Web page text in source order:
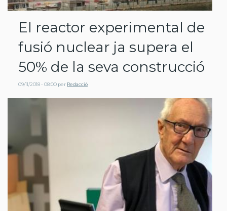
El reactor experimental de
fusió nuclear ja supera el
50% de la seva construcció
09/11/2018 - 08:00 per Redacció